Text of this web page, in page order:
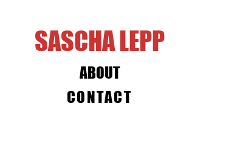
SASCHA LEPP
ABOUT
CONTACT